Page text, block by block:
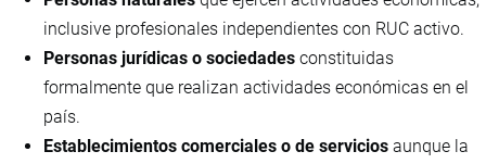
inclusive profesionales independientes con RUC activo.
Personas jurídicas o sociedades constituidas
formalmente que realizan actividades económicas en el
país.
Establecimientos comerciales o de servicios aunque la